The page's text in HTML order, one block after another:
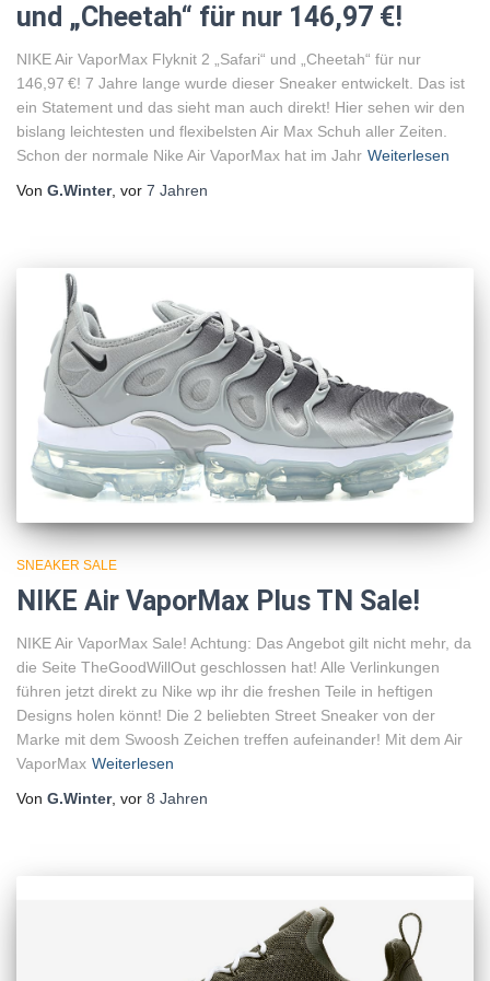
und „Cheetah“ für nur 146,97 €!
NIKE Air VaporMax Flyknit 2 „Safari“ und „Cheetah“ für nur
146,97 €! 7 Jahre lange wurde dieser Sneaker entwickelt. Das ist
ein Statement und das sieht man auch direkt! Hier sehen wir den
bislang leichtesten und flexibelsten Air Max Schuh aller Zeiten.
Schon der normale Nike Air VaporMax hat im Jahr Weiterlesen
Von G.Winter, vor 7 Jahren
SNEAKER SALE
NIKE Air VaporMax Plus TN Sale!
NIKE Air VaporMax Sale! Achtung: Das Angebot gilt nicht mehr, da
die Seite TheGoodWillOut geschlossen hat! Alle Verlinkungen
führen jetzt direkt zu Nike wp ihr die freshen Teile in heftigen
Designs holen könnt! Die 2 beliebten Street Sneaker von der
Marke mit dem Swoosh Zeichen treffen aufeinander! Mit dem Air
VaporMax Weiterlesen
Von G.Winter, vor 8 Jahren